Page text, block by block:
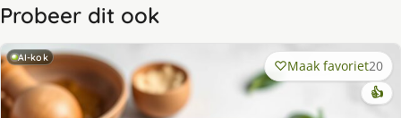
Probeer dit ook
AI-kok Maak favoriet20
👍